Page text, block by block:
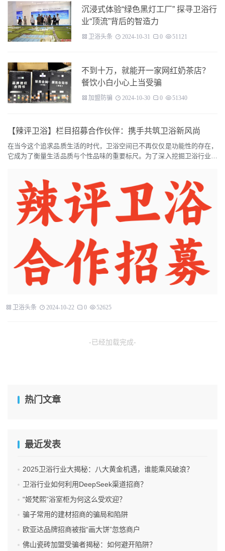
沉浸式体验“绿色黑灯工厂” 探寻卫浴行
业“顶流”背后的智造力
卫浴头条 2024-10-31 0 51121
不到十万，就能开一家网红奶茶店？
餐饮小白小心上当受骗
加盟防骗 2024-10-30 0 51340
【辣评卫浴】栏目招募合作伙伴：携手共筑卫浴新风尚
在当今这个追求品质生活的时代，卫浴空间已不再仅仅是功能性的存在，
它成为了衡量生活品质与个性品味的重要标尺。为了深入挖掘卫浴行业的
卫浴头条 2024-10-22 0 52625
-已经加载完成-
热门文章
最近发表
2025卫浴行业大揭秘：八大黄金机遇，谁能乘风破浪？
卫浴行业如何利用DeepSeek渠道招商？
“姬梵熙”浴室柜为何这么受欢迎？
骗子常用的建材招商的骗局和陷阱
欧亚达品牌招商被指“画大饼”忽悠商户
佛山瓷砖加盟受骗者揭秘：如何避开陷阱？